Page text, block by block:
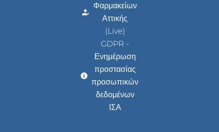
Φαρμακείων
Αττικής
(Live)
GDPR -
Ενημέρωση
προστασίας
προσωπικών
δεδομένων
ΙΣΑ